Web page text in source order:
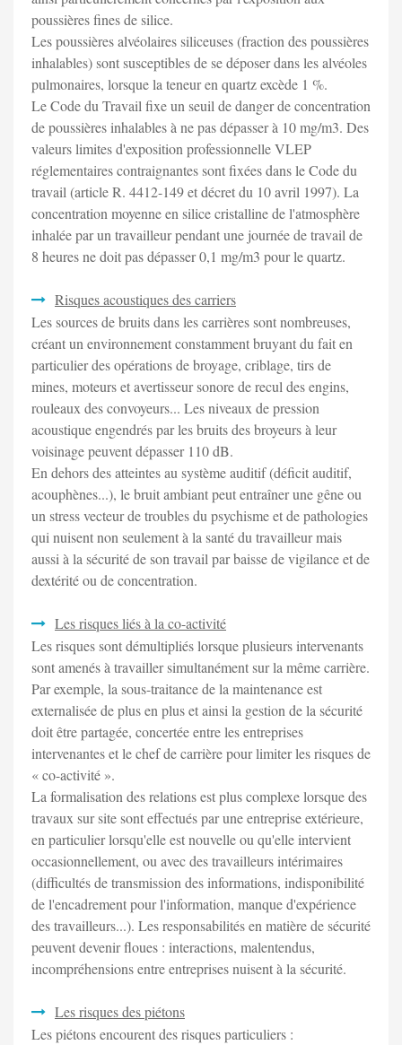
poussières fines de silice.
Les poussières alvéolaires siliceuses (fraction des poussières
inhalables) sont susceptibles de se déposer dans les alvéoles
pulmonaires, lorsque la teneur en quartz excède 1 %.
Le Code du Travail fixe un seuil de danger de concentration
de poussières inhalables à ne pas dépasser à 10 mg/m3. Des
valeurs limites d'exposition professionnelle VLEP
réglementaires contraignantes sont fixées dans le Code du
travail (article R. 4412-149 et décret du 10 avril 1997). La
concentration moyenne en silice cristalline de l'atmosphère
inhalée par un travailleur pendant une journée de travail de
8 heures ne doit pas dépasser 0,1 mg/m3 pour le quartz.
Risques acoustiques des carriers
Les sources de bruits dans les carrières sont nombreuses,
créant un environnement constamment bruyant du fait en
particulier des opérations de broyage, criblage, tirs de
mines, moteurs et avertisseur sonore de recul des engins,
rouleaux des convoyeurs... Les niveaux de pression
acoustique engendrés par les bruits des broyeurs à leur
voisinage peuvent dépasser 110 dB.
En dehors des atteintes au système auditif (déficit auditif,
acouphènes...), le bruit ambiant peut entraîner une gêne ou
un stress vecteur de troubles du psychisme et de pathologies
qui nuisent non seulement à la santé du travailleur mais
aussi à la sécurité de son travail par baisse de vigilance et de
dextérité ou de concentration.
Les risques liés à la co-activité
Les risques sont démultipliés lorsque plusieurs intervenants
sont amenés à travailler simultanément sur la même carrière.
Par exemple, la sous-traitance de la maintenance est
externalisée de plus en plus et ainsi la gestion de la sécurité
doit être partagée, concertée entre les entreprises
intervenantes et le chef de carrière pour limiter les risques de
« co-activité ».
La formalisation des relations est plus complexe lorsque des
travaux sur site sont effectués par une entreprise extérieure,
en particulier lorsqu'elle est nouvelle ou qu'elle intervient
occasionnellement, ou avec des travailleurs intérimaires
(difficultés de transmission des informations, indisponibilité
de l'encadrement pour l'information, manque d'expérience
des travailleurs...). Les responsabilités en matière de sécurité
peuvent devenir floues : interactions, malentendus,
incompréhensions entre entreprises nuisent à la sécurité.
Les risques des piétons
Les piétons encourent des risques particuliers :